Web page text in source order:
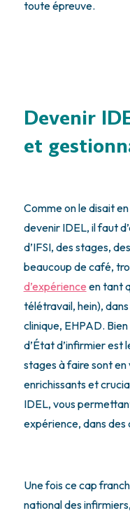
toute épreuve.
Devenir
et
Comme on le disait
devenir IDEL, il faut
d’IFSI, des stages,
beaucoup de café,
d’expérience en tant
télétravail, hein),
clinique, EHPAD.
d’État d’infirmier est
stages à faire sont
enrichissants et
IDEL, vous
expérience, dans
Une fois ce cap
national des